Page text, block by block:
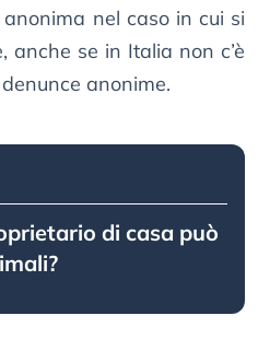
nel caso in cui si
anche se in Italia non c’è
anonime.
di casa può